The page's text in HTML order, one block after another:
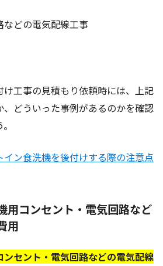
などの電気配線工事
け工事の見積もり依頼時には、上記
どういった事例があるのかを確認
イン食洗機を後付けする際の注意点
用コンセント・電気回路など
用
ンセント・電気回路などの電気配線